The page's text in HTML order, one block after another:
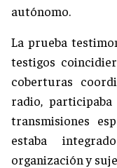
autónomo.
La prueba
testigos
coberturas
radio,
transmisiones
estaba
organización y